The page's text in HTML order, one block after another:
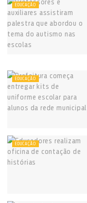
EDUCAÇÃO
EDUCAÇÃO
EDUCAÇÃO